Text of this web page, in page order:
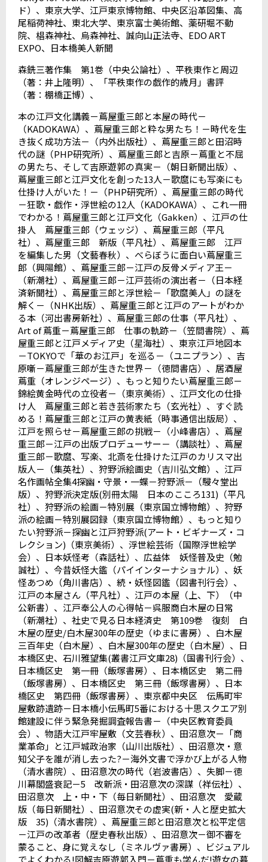
ド）、東京大学、江戸東京博物館、中央区沿革図集、高
尾稲荷神社、東北大学、東京富士美術館、薬研堀不動
院、椙森神社、烏森神社、誠向山正法寺、 EDO ART
EXPO、日本橋美人新聞
森銑三著作集 第1巻（中央公論社）、平秩東作と周辺
（著：井上隆明）、「平秩東作の戯作的歳月」書評
（著：棚橋正博）、
本の江戸文化講義－蔦屋重三郎と本屋の時代－
（KADOKAWA）、蔦屋重三郎と粋な男たち！－時代を生
き抜く成功方法－（内外出版社）、蔦屋重三郎と田沼時
代の謎（PHP研究所）、蔦屋重三郎と吉原－蔦重と不屈
の男たち、そして吉原遊郭の真実－（朝日新聞出版）、
蔦屋重三郎と江戸文化を創った13人－歌麿にも写楽にも
仕掛け人がいた！－（PHP研究所）、蔦屋重三郎の時代
－狂歌・戯作・浮世絵の12人（KADOKAWA）、これ一冊
でわかる！蔦屋重三郎と江戸文化（Gakken）、江戸の仕
掛人 蔦屋重三郎（ウェッジ）、蔦屋重三郎（平凡
社）、蔦屋重三郎 新版（平凡社）、蔦屋重三郎 江戸
を編集した男（文藝春秋）、べらぼうに面白い蔦屋重三
郎（興陽館）、蔦屋重三郎－江戸の反骨メディア王－
（新潮社）、蔦屋重三郎－江戸芸術の演出者－（日本経
済新聞社）、蔦屋重三郎と浮世絵－「歌麿美人」の謎を
解く－（NHK出版）、蔦屋重三郎と江戸のアートがわか
る本（河出書房新社）、蔦屋重三郎の仕事（平凡社）、
Art of蔦重－蔦屋重三郎 仕事の軌跡－（笠間書院）、蔦
屋重三郎と江戸メディア史（星海社）、東京江戸地図本
－TOKYOで「華のお江戸」を巡る－（ユニプラン）、吉
原噺－蔦屋重三郎が生きた世界－（徳間書店）、居酒屋
蔦重（オレンジページ）、もっと知りたい蔦屋重三郎－
錦絵黄金時代の立役者－（東京美術）、江戸文化の仕掛
け人 蔦屋重三郎と若き芸術家たち（玄光社）、すぐ読
める！蔦屋重三郎と江戸の黄表紙（時事通信出版局）、
江戸を照らせ－蔦屋重三郎の挑戦－（小峰書店）、蔦屋
重三郎－江戸の出版プロデューサー－（講談社）、蔦屋
重三郎－歌麿、写楽、北斎を仕掛けた江戸のカリスマ出
版人－（集英社）、狩野派絵画史（吉川弘文館）、江戸
名作画帖全集4探幽・守景・一蝶－狩野派－（駸々堂出
版）、狩野派決定版(別冊太陽 日本のこころ131) （平凡
社）、狩野派の絵画－特別展（東京国立博物館）、狩野
派の絵画－特別展図録（東京国立博物館）、もっと知り
たい狩野派－探幽と江戸狩野派(アート・ビギナーズ・コ
レクション) （東京美術）、浮世絵芸術（国際浮世絵学
会）、日本妖怪考（森話社）、広益体 妖怪普及史（勉
誠社）、今昔妖怪大鑑（パイインターナショナル）、妖
怪あつめ（角川書店）、続・妖怪図鑑（図書刊行会）、
江戸の本屋さん（平凡社）、江戸の本屋（上、下）（中
公新書）、江戸奉公人の心得帖－呉服商白木屋の日常
（新潮社）、社史で見る日本経済史 第109巻 復刻 白
木屋の歴史/白木屋300年の歴史（ゆまに書房）、白木屋
三百年史（白木屋）、白木屋300年の歴史（白木屋）、日
本橋区史、石川雅望集(叢書江戸文庫28) （国書刊行会）、
日本橋区史 第一冊（飯塚書房）、日本橋区史 第二冊
（飯塚書房）、日本橋区史 第三冊（飯塚書房）、日本
橋区史 第四冊（飯塚書房）、東京都中央区 伝馬町牢
屋敷跡遺跡－日本橋小伝馬町5番における十思スクエア別
館建設に伴う緊急発掘調査報告書－（中央区教育委員
会）、物語大江戸牢屋敷（文芸春秋）、田沼意次－「商
業革命」と江戸城政治家（山川出版社）、田沼意次・意
知父子を誰が消し去った?－海外文書で浮かび上がる人物
（清水書院）、田沼意次の時代（岩波書店）、失脚－徳
川幕閣盛衰記－5 改新派・田沼意次の深謀（祥伝社）、
田沼意次 上・中・下（毎日新聞社）、田沼意次 愛蔵
版（毎日新聞社）、田沼意次その虚実(新・人と歴史拡大
版 35) （清水書院）、蔦屋重三郎と田沼意次と松平定信
－江戸の改革者（歴史春秋出版）、田沼意次－御不審を
蒙ること、身に覚えなし（ミネルヴァ書房）、ビジュアル
でよくわかる!図解吉原遊郭入門－蔦重も学んだ!遊女の暮